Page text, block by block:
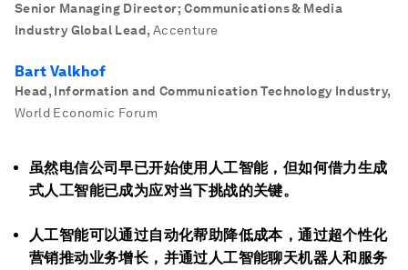
Senior Managing Director; Communications & Media
Industry Global Lead, Accenture
Bart Valkhof
Head, Information and Communication Technology Industry,
World Economic Forum
虽然电信公司早已开始使用人工智能，但如何借力生成
式人工智能已成为应对当下挑战的关键。
人工智能可以通过自动化帮助降低成本，通过超个性化
营销推动业务增长，并通过人工智能聊天机器人和服务